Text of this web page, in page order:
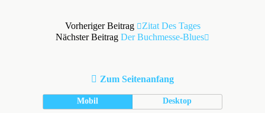
Vorheriger Beitrag
Zitat Des Tages
Nächster Beitrag Der Buchmesse-Blues
Zum Seitenanfang
Mobil Desktop